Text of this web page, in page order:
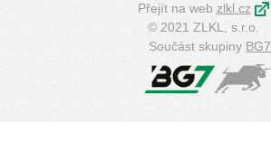
Přejít na web zlkl.cz
© 2021 ZLKL, s.r.o.
Součást skupiny BG7